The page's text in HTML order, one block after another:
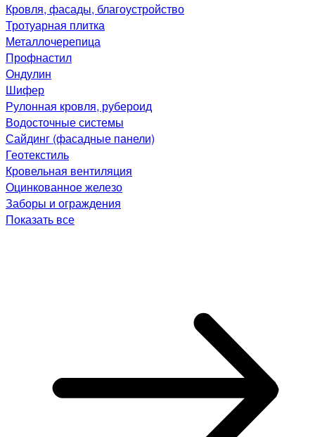
Кровля, фасады, благоустройство
Тротуарная плитка
Металлочерепица
Профнастил
Ондулин
Шифер
Рулонная кровля, рубероид
Водосточные системы
Сайдинг (фасадные панели)
Геотекстиль
Кровельная вентиляция
Оцинкованное железо
Заборы и ограждения
Показать все